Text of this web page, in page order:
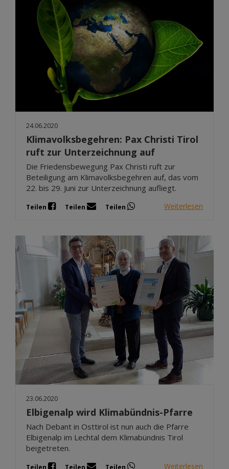
24.06.2020
Klimavolksbegehren: Pax Christi Tirol
ruft zur Unterzeichnung auf
Die Friedensbewegung Pax Christi ruft zur
Beteiligung am Klimavolksbegehren auf, das vom
22. bis 29. Juni zur Unterzeichnung aufliegt.
Teilen Teilen Teilen Weiterlesen
23.06.2020
Elbigenalp wird Klimabündnis-Pfarre
Nach Debant in Osttirol ist nun auch die Pfarre
Elbigenalp im Lechtal dem Klimabündnis Tirol
beigetreten.
Teilen Teilen Teilen Weiterlesen